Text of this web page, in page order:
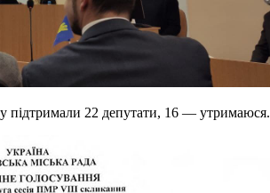
підтримали 22 депутати, 16 — утримаюся.